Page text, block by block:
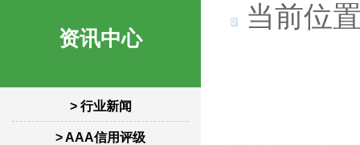
资讯中心
> 行业新闻
> AAA信用评级
当前位